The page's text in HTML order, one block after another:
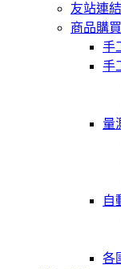
友站連結
商品購
手
手
量
自
各